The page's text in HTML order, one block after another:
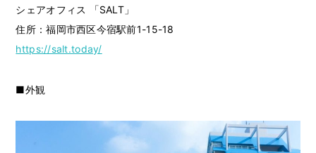
シェアオフィス 「SALT」
住所：福岡市西区今宿駅前1-15-18
https://salt.today/
■外観